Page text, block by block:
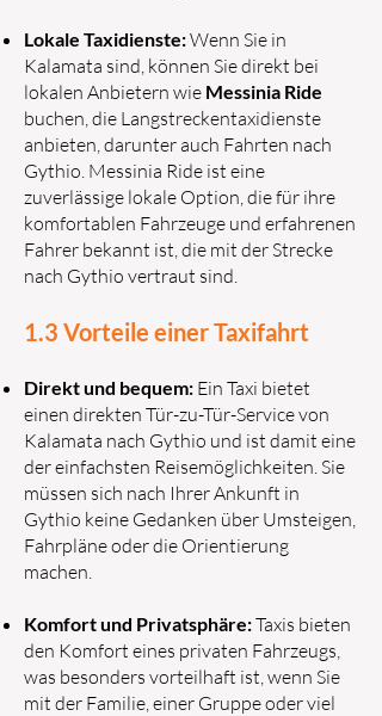
Lokale Taxidienste:Wenn Sie in
Kalamata sind, können Sie direkt bei
lokalen Anbietern wie Messinia Ride
buchen, die Langstreckentaxidienste
anbieten, darunter auch Fahrten nach
Gythio. Messinia Ride ist eine
zuverlässige lokale Option, die für ihre
komfortablen Fahrzeuge und erfahrenen
Fahrer bekannt ist, die mit der Strecke
nach Gythio vertraut sind.
1.3 Vorteile einer Taxifahrt
Direkt und bequem: Ein Taxi bietet
einen direkten Tür-zu-Tür-Service von
Kalamata nach Gythio und ist damit eine
der einfachsten Reisemöglichkeiten. Sie
müssen sich nach Ihrer Ankunft in
Gythio keine Gedanken über Umsteigen,
Fahrpläne oder die Orientierung
machen.
Komfort und Privatsphäre:Taxis bieten
den Komfort eines privaten Fahrzeugs,
was besonders vorteilhaft ist, wenn Sie
mit der Familie, einer Gruppe oder viel